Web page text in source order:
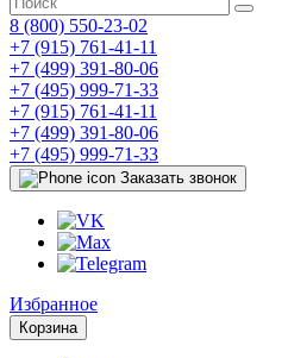
8 (800) 550-23-02
+7 (915) 761-41-11
+7 (499) 391-80-06
+7 (495) 999-71-33
+7 (915) 761-41-11
+7 (499) 391-80-06
+7 (495) 999-71-33
Заказать звонок
Избранное
Корзина